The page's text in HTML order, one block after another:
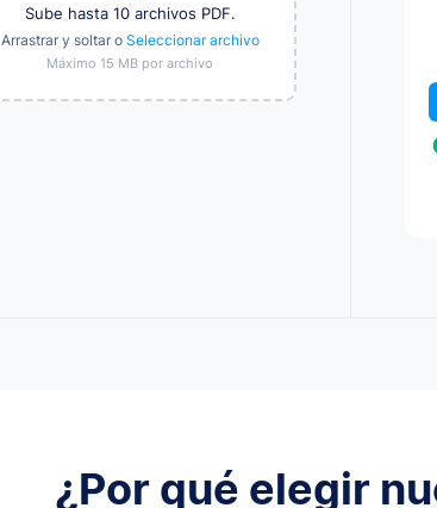
Sube hasta 10 archivos PDF.
Arrastrar y soltar o Seleccionar archivo
Máximo 15 MB por archivo
¿Por qué elegir